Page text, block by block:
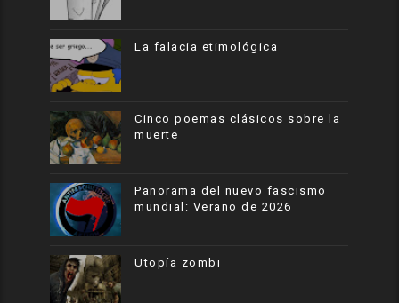
La falacia etimológica
Cinco poemas clásicos sobre la
muerte
Panorama del nuevo fascismo
mundial: Verano de 2026
Utopía zombi